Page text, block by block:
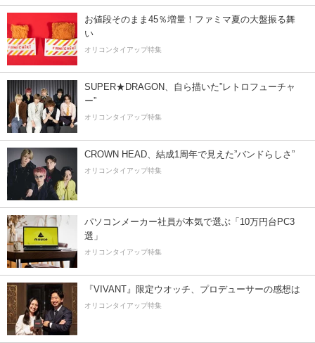
お値段そのまま45％増量！ファミマ夏の大盤振る舞
い
オリコンタイアップ特集
SUPER★DRAGON、自ら描いた”レトロフューチャ
ー”
オリコンタイアップ特集
CROWN HEAD、結成1周年で見えた”バンドらしさ”
オリコンタイアップ特集
パソコンメーカー社員が本気で選ぶ「10万円台PC3
選」
オリコンタイアップ特集
『VIVANT』限定ウオッチ、プロデューサーの感想は
オリコンタイアップ特集